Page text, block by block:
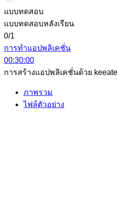
แบบทดสอบ
แบบทดสอบหลังเรียน
0/1
การทำแอปพลิเคชั่น
00:30:00
การสร้างแอปพลิเคชั่นด้วย keeate
ภาพรวม
ไฟล์ตัวอย่าง